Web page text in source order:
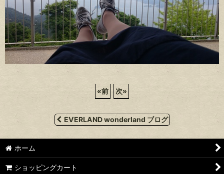
«前 次»
EVERLAND wonderland ブログ
ホーム
ショッピングカート